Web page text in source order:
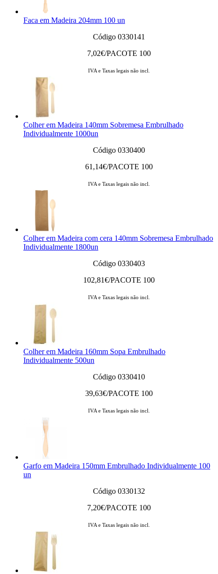
Faca em Madeira 204mm 100 un
Código 0330141
7,02€/PACOTE 100
IVA e Taxas legais não incl.
Colher em Madeira 140mm Sobremesa Embrulhado
Individualmente 1000un
Código 0330400
61,14€/PACOTE 100
IVA e Taxas legais não incl.
Colher em Madeira com cera 140mm Sobremesa Embrulhado
Individualmente 1800un
Código 0330403
102,81€/PACOTE 100
IVA e Taxas legais não incl.
Colher em Madeira 160mm Sopa Embrulhado
Individualmente 500un
Código 0330410
39,63€/PACOTE 100
IVA e Taxas legais não incl.
Garfo em Madeira 150mm Embrulhado Individualmente 100
un
Código 0330132
7,20€/PACOTE 100
IVA e Taxas legais não incl.